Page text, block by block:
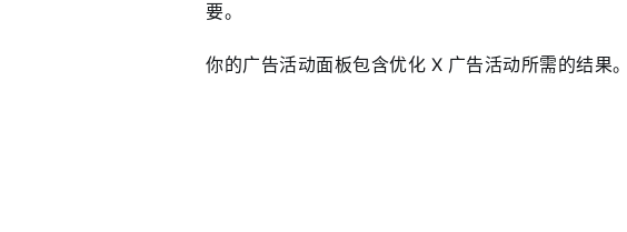
要。
你的广告活动面板包含优化 X 广告活动所需的结果。